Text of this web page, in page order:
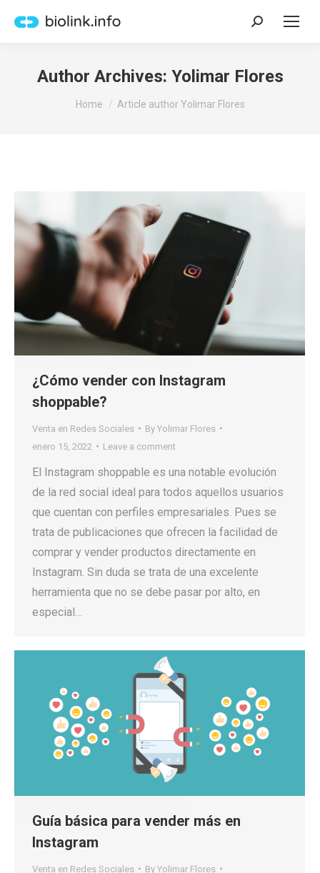
Search:
Author Archives: Yolimar Flores
You are here:
Home Article author Yolimar Flores
¿Cómo vender con Instagram
shoppable?
Venta en Redes Sociales By Yolimar Flores
enero 15, 2022
Leave a comment
El Instagram shoppable es una notable evolución
de la red social ideal para todos aquellos usuarios
que cuentan con perfiles empresariales. Pues se
trata de publicaciones que ofrecen la facilidad de
comprar y vender productos directamente en
Instagram. Sin duda se trata de una excelente
herramienta que no se debe pasar por alto, en
especial…
Guía básica para vender más en
Instagram
Venta en Redes Sociales By Yolimar Flores